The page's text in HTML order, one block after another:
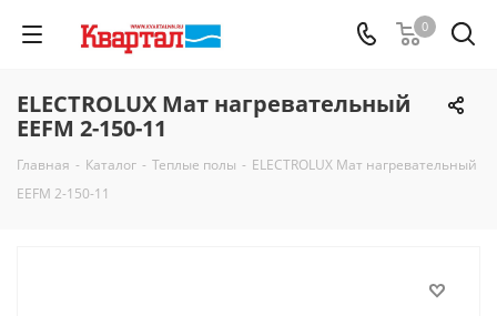
0
ELECTROLUX Мат нагревательный
EEFM 2-150-11
Главная - Каталог - Теплые полы - ELECTROLUX Мат нагревательный
EEFM 2-150-11